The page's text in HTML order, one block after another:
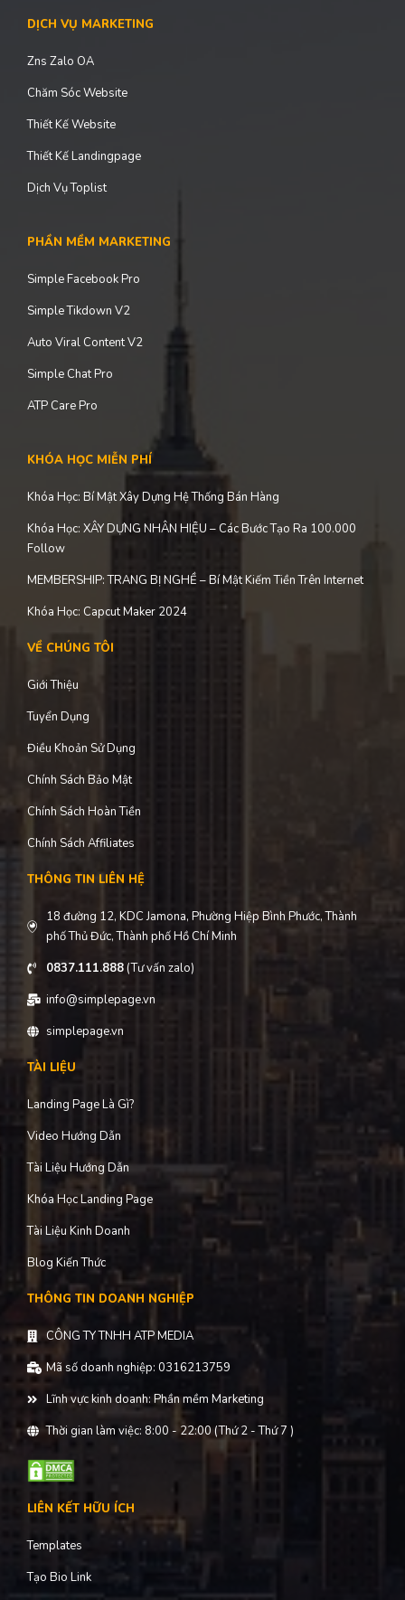
DỊCH VỤ MARKETING
Zns Zalo OA
Chăm Sóc Website
Thiết Kế Website
Thiết Kế Landingpage
Dịch Vụ Toplist
PHẦN MỀM MARKETING
Simple Facebook Pro
Simple Tikdown V2
Auto Viral Content V2
Simple Chat Pro
ATP Care Pro
KHÓA HỌC MIỄN PHÍ
Khóa Học: Bí Mật Xây Dựng Hệ Thống Bán Hàng
Khóa Học: XÂY DỰNG NHÂN HIỆU – Các Bước Tạo Ra 100.000
Follow
MEMBERSHIP: TRANG BỊ NGHỀ – Bí Mật Kiếm Tiền Trên Internet
Khóa Học: Capcut Maker 2024
VỀ CHÚNG TÔI
Giới Thiệu
Tuyển Dụng
Điều Khoản Sử Dụng
Chính Sách Bảo Mật
Chính Sách Hoàn Tiền
Chính Sách Affiliates
THÔNG TIN LIÊN HỆ
18 đường 12, KDC Jamona, Phường Hiệp Bình Phước, Thành
phố Thủ Đức, Thành phố Hồ Chí Minh
0837.111.888(Tư vấn zalo)
info@simplepage.vn
simplepage.vn
TÀI LIỆU
Landing Page Là Gì?
Video Hướng Dẫn
Tài Liệu Hướng Dẫn
Khóa Học Landing Page
Tài Liệu Kinh Doanh
Blog Kiến Thức
THÔNG TIN DOANH NGHIỆP
CÔNG TY TNHH ATP MEDIA
Mã số doanh nghiệp: 0316213759
Lĩnh vực kinh doanh: Phần mềm Marketing
Thời gian làm việc: 8:00 - 22:00 (Thứ 2 - Thứ 7 )
LIÊN KẾT HỮU ÍCH
Templates
Tạo Bio Link